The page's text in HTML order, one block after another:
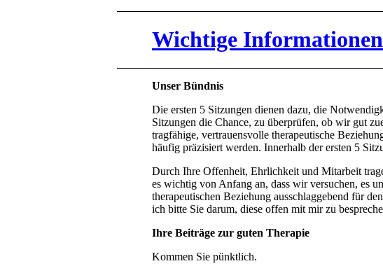
Wichtige
Unser Bündnis
Die ersten 5 Sitzungen dienen dazu, die
Sitzungen die Chance, zu überprüfen, ob wir gut
tragfähige, vertrauensvolle therapeutische
häufig präzisiert werden. Innerhalb der ersten 5
Durch Ihre Offenheit, Ehrlichkeit und Mitarbeit
es wichtig von Anfang an, dass wir versuchen, es
therapeutischen Beziehung ausschlaggebend für
ich bitte Sie darum, diese offen mit mir zu
Ihre Beiträge zur guten Therapie
Kommen Sie pünktlich.